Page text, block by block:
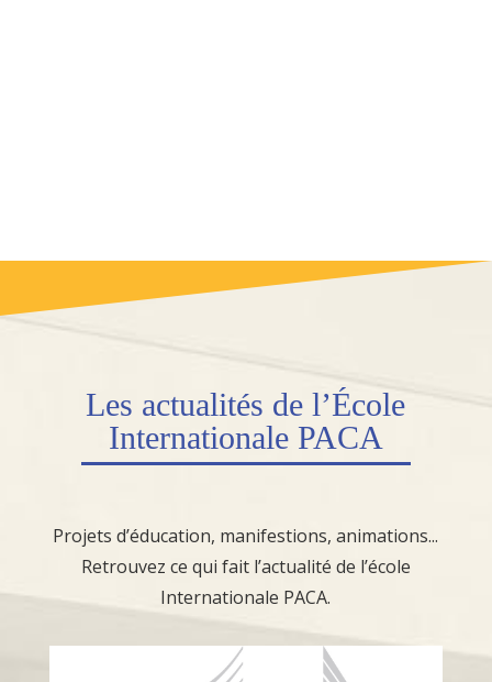
Les actualités de l’École
Internationale PACA
Projets d’éducation, manifestions, animations...
Retrouvez ce qui fait l’actualité de l’école
Internationale PACA.